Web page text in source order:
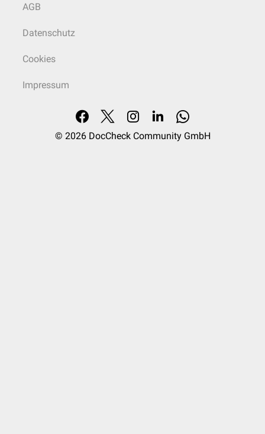
AGB
Datenschutz
Cookies
Impressum
© 2026 DocCheck Community GmbH